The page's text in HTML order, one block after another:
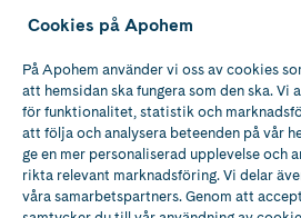
Apotek med tillstånd
av Läkemedelsverket
Cookies på Apohem
På Apohem använder vi oss av cookies
att hemsidan ska fungera som den ska. Vi
för funktionalitet, statistik och
att följa och analysera beteenden på vår
ge en mer personaliserad upplevelse och
rikta relevant marknadsföring. Vi delar
våra samarbetspartners. Genom att